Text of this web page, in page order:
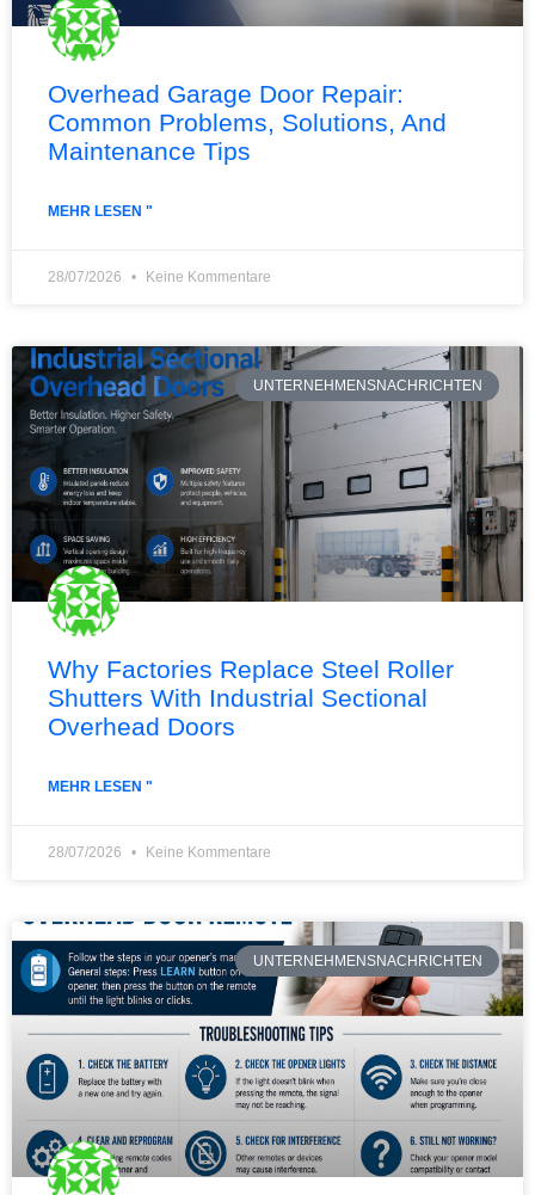
Overhead Garage Door Repair:
Common Problems, Solutions, And
Maintenance Tips
MEHR LESEN "
28/07/2026 Keine Kommentare
UNTERNEHMENSNACHRICHTEN
Why Factories Replace Steel Roller
Shutters With Industrial Sectional
Overhead Doors
MEHR LESEN "
28/07/2026 Keine Kommentare
UNTERNEHMENSNACHRICHTEN